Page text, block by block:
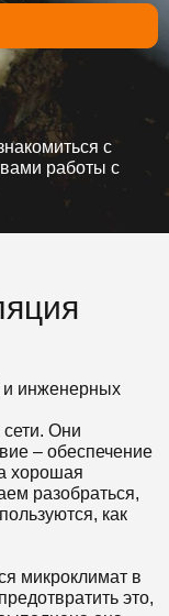
с
работы с
и инженерных
Они
– обеспечение
хорошая
разобраться,
как
микроклимат в
это,